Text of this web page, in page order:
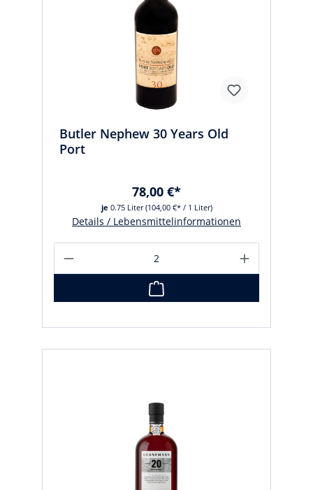
Butler Nephew 30 Years Old
Port
je 0.75 Liter(104,00 €* / 1 Liter)
78,00 €*
Details / Lebensmittelinformationen